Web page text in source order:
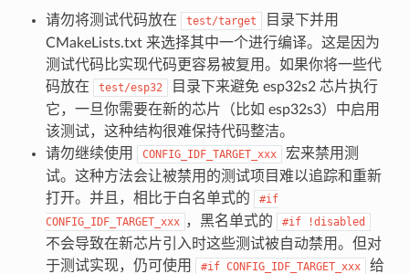
请勿将测试代码放在 test/target
目录下并用
CMakeLists.txt 来选择其中一个进行编译。这是因为
测试代码比实现代码更容易被复用。如果你将一些代
码放在
test/esp32
目录下来避免 esp32s2 芯片执行
它，一旦你需要在新的芯片（比如 esp32s3）中启用
该测试，这种结构很难保持代码整洁。
请勿继续使用
CONFIG_IDF_TARGET_xxx
宏来禁用测
试。这种方法会让被禁用的测试项目难以追踪和重新
打开。并且，相比于白名单式的
#if
CONFIG_IDF_TARGET_xxx ，黑名单式的 #if !disabled
不会导致在新芯片引入时这些测试被自动禁用。但对
于测试实现，仍可使用
#if CONFIG_IDF_TARGET_xxx
给